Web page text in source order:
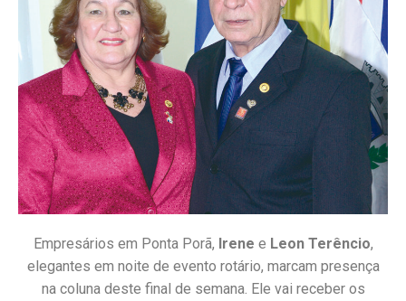
Empresários em Ponta Porã, Irene e Leon Terêncio,
elegantes em noite de evento rotário, marcam presença
na coluna deste final de semana. Ele vai receber os